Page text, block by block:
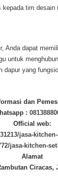
tim
, Anda dapat
untuk
dapur yang
dan
:
Official web:
jasa-
jasa-kitchen-
Alamat
Ciracas,